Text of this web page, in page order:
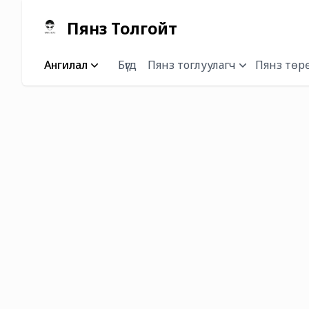
Пянз Толгойт
Ангилал Бүгд Пянз тоглуулагч Пянз